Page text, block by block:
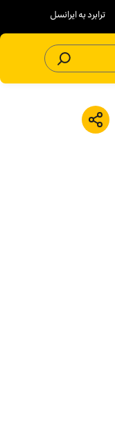
ترابرد به ایرانسل